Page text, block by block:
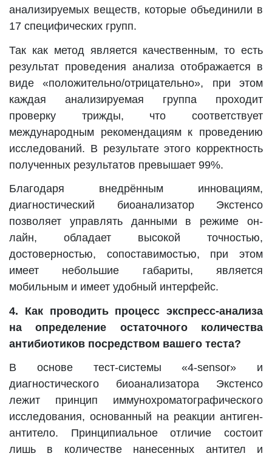
анализируемых веществ, которые объединили в
17 специфических групп.
Так как метод является качественным, то есть
результат проведения анализа отображается в
виде «положительно/отрицательно», при этом
каждая анализируемая группа проходит
проверку трижды, что соответствует
международным рекомендациям к проведению
исследований. В результате этого корректность
полученных результатов превышает 99%.
Благодаря внедрённым инновациям,
диагностический биоанализатор Экстенсо
позволяет управлять данными в режиме он-
лайн, обладает высокой точностью,
достоверностью, сопоставимостью, при этом
имеет небольшие габариты, является
мобильным и имеет удобный интерфейс.
4. Как проводить процесс экспресс-анализа
на определение остаточного количества
антибиотиков посредством вашего теста?
В основе тест-системы «4-sensor» и
диагностического биоанализатора Экстенсо
лежит принцип иммунохроматографического
исследования, основанный на реакции антиген-
антитело. Принципиальное отличие состоит
лишь в количестве нанесенных антител и